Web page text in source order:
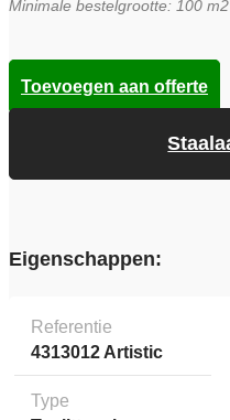
Minimale bestelgrootte: 100 m2
Toevoegen aan offerte
Eigenschappen:
Referentie
4313012 Artistic
Type